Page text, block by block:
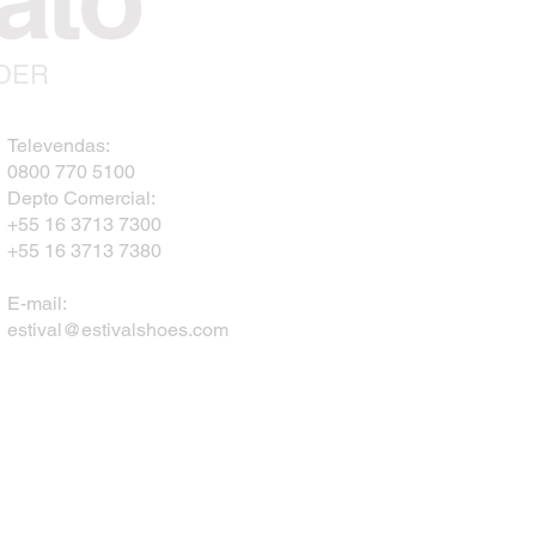
Televendas:
0800 770 5100
Depto Comercial:
+55 16 3713 7300
+55 16 3713 7380
E-mail:
estival@estivalshoes.com